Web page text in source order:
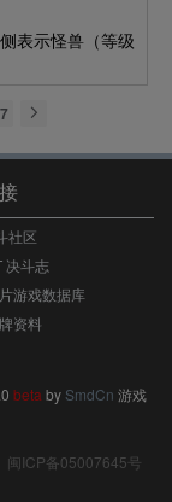
表示怪兽（等级
社区
决斗志
游戏数据库
资料
beta by SmdCn 游戏
闽ICP备05007645号